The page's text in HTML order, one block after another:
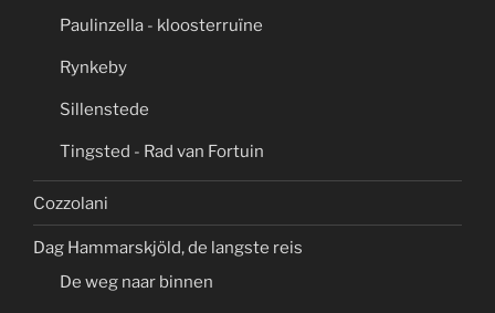
Paulinzella - kloosterruïne
Rynkeby
Sillenstede
Tingsted - Rad van Fortuin
Cozzolani
Dag Hammarskjöld, de langste reis
De weg naar binnen